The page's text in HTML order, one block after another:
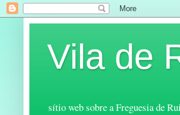
Vila de
sítio web sobre a Freguesia de